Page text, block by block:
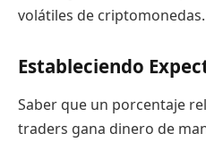
volátiles de criptomonedas.
Estableciendo
Saber que un porcentaje
traders gana dinero de